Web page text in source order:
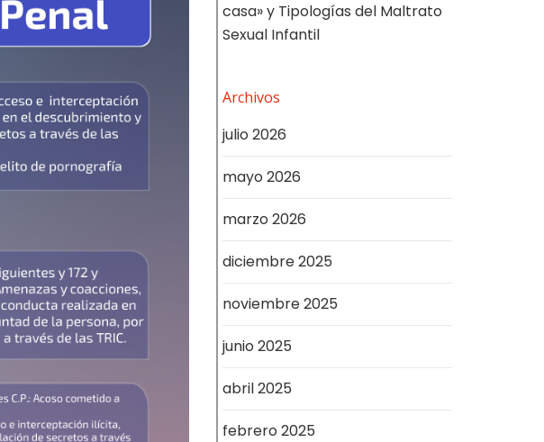
casa» y Tipologías del Maltrato
Sexual Infantil
Archivos
julio 2026
mayo 2026
marzo 2026
diciembre 2025
noviembre 2025
junio 2025
abril 2025
febrero 2025